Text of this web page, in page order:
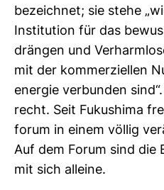
bezeichnet; sie stehe
Insti­tu­tion für das
drängen und
mit der kom­mer­zi­ellen
energie ver­bunden
recht. Seit Fuku­shima
forum in einem völlig
Auf dem Forum sind
mit sich alleine.